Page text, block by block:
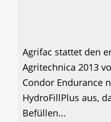
Agrifac stattet den
Agritechnica 2013
Condor Endurance
HydroFillPlus aus,
Befüllen...